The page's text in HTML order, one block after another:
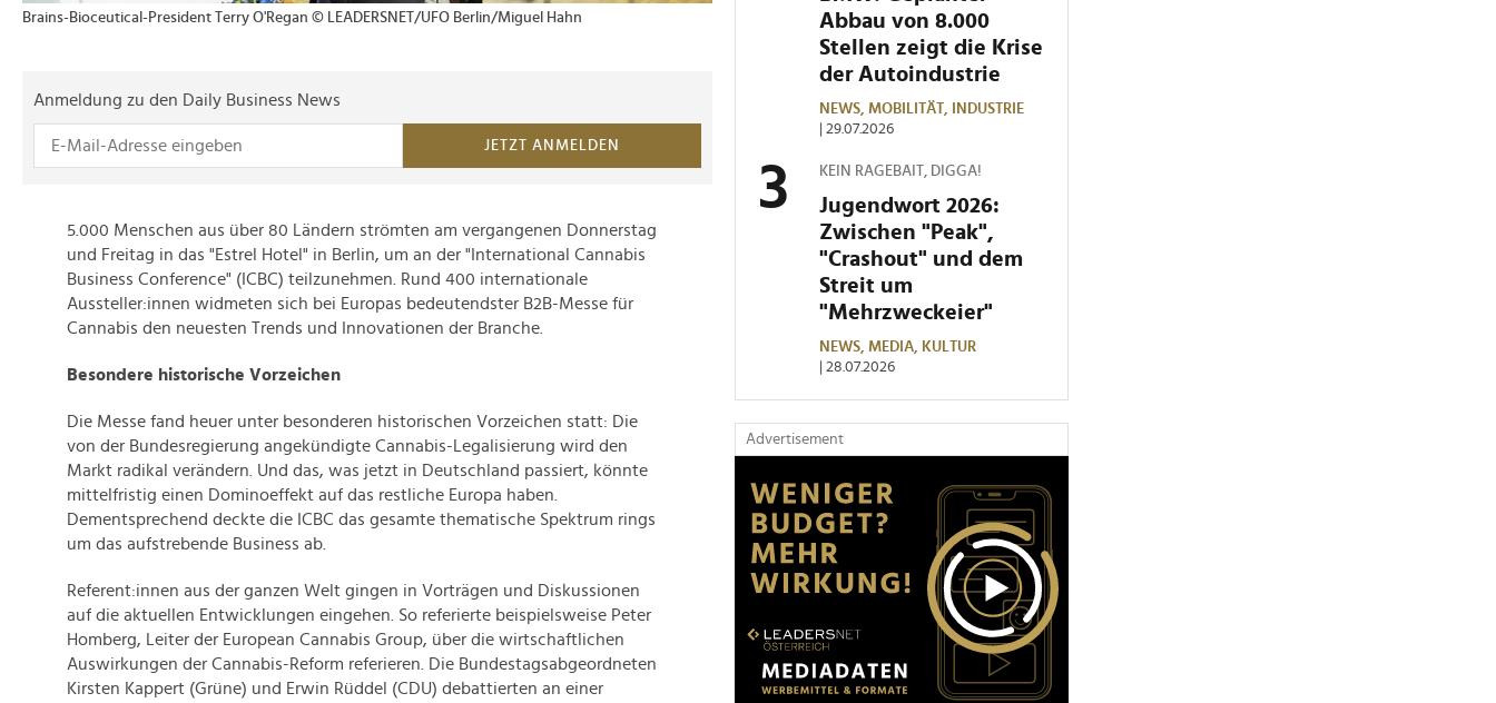
Brains-Bioceutical-President Terry O'Regan © LEADERSNET/UFO Berlin/Miguel Hahn
Anmeldung zu den Daily Business News
JETZT ANMELDEN
5.000 Menschen aus über 80 Ländern strömten am vergangenen Donnerstag
und Freitag in das "Estrel Hotel" in Berlin, um an der "International Cannabis
Business Conference" (ICBC) teilzunehmen. Rund 400 internationale
Aussteller:innen widmeten sich bei Europas bedeutendster B2B-Messe für
Cannabis den neuesten Trends und Innovationen der Branche.
Besondere historische Vorzeichen
Die Messe fand heuer unter besonderen historischen Vorzeichen statt: Die
von der Bundesregierung angekündigte Cannabis-Legalisierung wird den
Markt radikal verändern. Und das, was jetzt in Deutschland passiert, könnte
mittelfristig einen Dominoeffekt auf das restliche Europa haben.
Dementsprechend deckte die ICBC das gesamte thematische Spektrum rings
um das aufstrebende Business ab.
Referent:innen aus der ganzen Welt gingen in Vorträgen und Diskussionen
auf die aktuellen Entwicklungen eingehen. So referierte beispielsweise Peter
Homberg, Leiter der European Cannabis Group, über die wirtschaftlichen
Auswirkungen der Cannabis-Reform referieren. Die Bundestagsabgeordneten
Kirsten Kappert (Grüne) und Erwin Rüddel (CDU) debattierten an einer
Abbau von 8.000
Stellen zeigt die Krise
der Autoindustrie
NEWS, MOBILITÄT,
INDUSTRIE
| 29.07.2026
KEIN RAGEBAIT, DIGGA!
Jugendwort 2026:
Zwischen "Peak",
"Crashout" und dem
Streit um
"Mehrzweckeier"
NEWS, MEDIA,
KULTUR
| 28.07.2026
Advertisement